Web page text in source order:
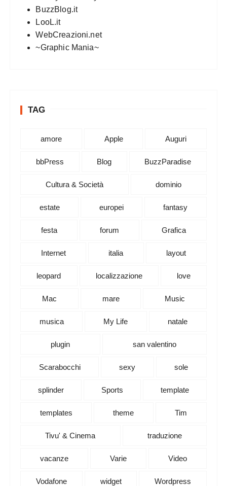
BuzzBlog.it
LooL.it
WebCreazioni.net
~Graphic Mania~
TAG
amore Apple Auguri
bbPress Blog BuzzParadise
Cultura & Società dominio
estate europei fantasy
festa forum Grafica
Internet italia layout
leopard localizzazione love
Mac mare Music
musica My Life natale
plugin san valentino
Scarabocchi sexy sole
splinder Sports template
templates theme Tim
Tivu' & Cinema traduzione
vacanze Varie Video
Vodafone widget Wordpress